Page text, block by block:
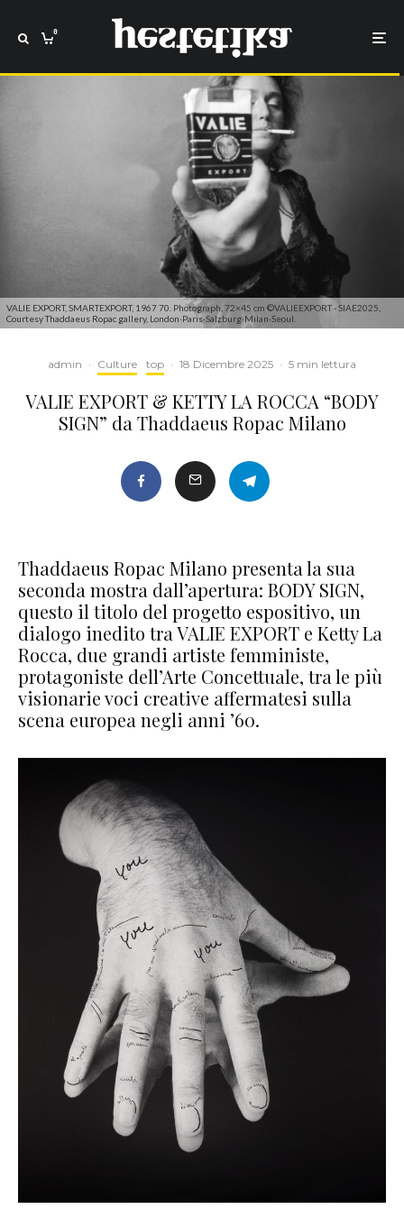
0
VALIE EXPORT, SMARTEXPORT, 1967 70. Photograph, 72×45 cm ©VALIEEXPORT - SIAE2025,
Courtesy Thaddaeus Ropac gallery, London·Paris·Salzburg·Milan·Seoul.
admin · Culture top · 18 Dicembre 2025 · 5 min lettura
VALIE EXPORT & KETTY LA ROCCA “BODY
SIGN” da Thaddaeus Ropac Milano
Thaddaeus Ropac Milano presenta la sua
seconda mostra dall’apertura: BODY SIGN,
questo il titolo del progetto espositivo, un
dialogo inedito tra VALIE EXPORT e Ketty La
Rocca, due grandi artiste femministe,
protagoniste dell’Arte Concettuale, tra le più
visionarie voci creative affermatesi sulla
scena europea negli anni ’60.